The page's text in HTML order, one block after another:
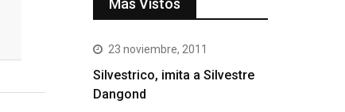
Más Vistos
23 noviembre, 2011
Silvestrico, imita a Silvestre
Dangond